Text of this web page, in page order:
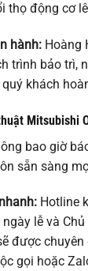
thọ động cơ
hành:Hoàng
trình bảo trì,
khách
Mitsubishi
bao giờ
sẵn sàng
Hotline
lễ và
được
gọi hoặc